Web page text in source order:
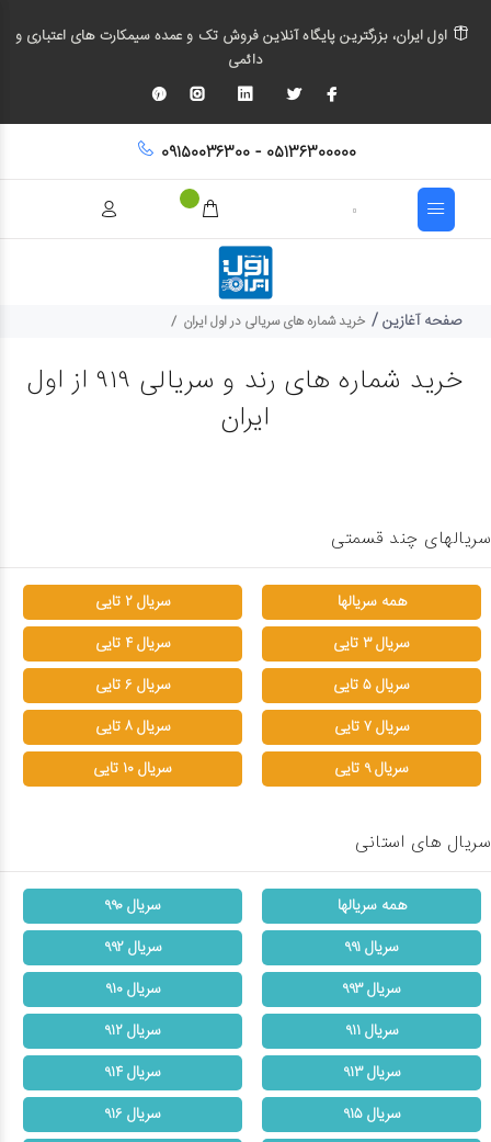
اول ایران، بزرگترین پایگاه آنلاین فروش تک و عمده سیمکارت های اعتباری و
دائمی
۰۹۱۵۰۰۳۶۳۰۰ - ۰۵۱۳۶۳۰۰۰۰۰
صفحه آغازین/ خرید شماره های سریالی در اول ایران
خرید شماره های رند و سریالی ۹۱۹ از اول
ایران
سریالهای چند قسمتی
همه سریالها
سریال ۲ تایی
سریال ۳ تایی
سریال ۴ تایی
سریال ۵ تایی
سریال ۶ تایی
سریال ۷ تایی
سریال ۸ تایی
سریال ۹ تایی
سریال ۱۰ تایی
سریال های استانی
همه سریالها
سریال ۹۹۰
سریال ۹۹۱
سریال ۹۹۲
سریال ۹۹۳
سریال ۹۱۰
سریال ۹۱۱
سریال ۹۱۲
سریال ۹۱۳
سریال ۹۱۴
سریال ۹۱۵
سریال ۹۱۶